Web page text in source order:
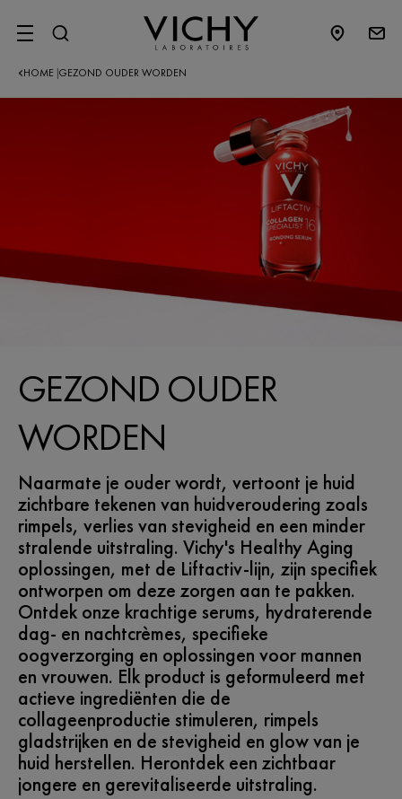
SITE MENU
HOME GEZOND OUDER WORDEN
GEZOND OUDER
WORDEN
Naarmate je ouder wordt, vertoont je huid
zichtbare tekenen van huidveroudering zoals
rimpels, verlies van stevigheid en een minder
stralende uitstraling. Vichy's Healthy Aging
oplossingen, met de Liftactiv-lijn, zijn specifiek
ontworpen om deze zorgen aan te pakken.
Ontdek onze krachtige serums, hydraterende
dag- en nachtcrèmes, specifieke
oogverzorging en oplossingen voor mannen
en vrouwen. Elk product is geformuleerd met
actieve ingrediënten die de
collageenproductie stimuleren, rimpels
gladstrijken en de stevigheid en glow van je
huid herstellen. Herontdek een zichtbaar
jongere en gerevitaliseerde uitstraling.